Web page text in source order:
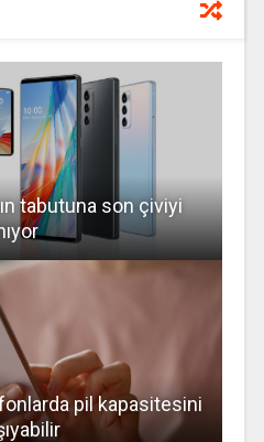
tabutuna son çiviyi
pil kapasitesini